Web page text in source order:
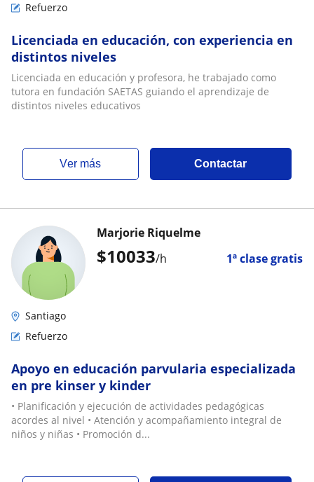
Refuerzo
Licenciada en educación, con experiencia en
distintos niveles
Licenciada en educación y profesora, he trabajado como
tutora en fundación SAETAS guiando el aprendizaje de
distintos niveles educativos
ver más Contactar
$10033/h 1ª clase gratis
Marjorie Riquelme
Santiago
Refuerzo
Apoyo en educación parvularia especializada
en pre kinser y kinder
• Planificación y ejecución de actividades pedagógicas
acordes al nivel • Atención y acompañamiento integral de
niños y niñas • Promoción d...